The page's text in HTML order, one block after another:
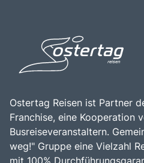
entdecken möchten.
Ostertag Reisen ist Partner
Franchise, eine Kooperation
Busreiseveranstaltern.
weg!" Gruppe eine Vielzahl
mit 100%